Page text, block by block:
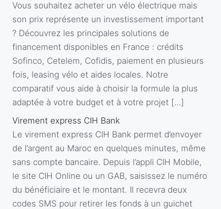
Vous souhaitez acheter un vélo électrique mais
son prix représente un investissement important
? Découvrez les principales solutions de
financement disponibles en France : crédits
Sofinco, Cetelem, Cofidis, paiement en plusieurs
fois, leasing vélo et aides locales. Notre
comparatif vous aide à choisir la formule la plus
adaptée à votre budget et à votre projet […]
Virement express CIH Bank
Le virement express CIH Bank permet d’envoyer
de l’argent au Maroc en quelques minutes, même
sans compte bancaire. Depuis l’appli CIH Mobile,
le site CIH Online ou un GAB, saisissez le numéro
du bénéficiaire et le montant. Il recevra deux
codes SMS pour retirer les fonds à un guichet